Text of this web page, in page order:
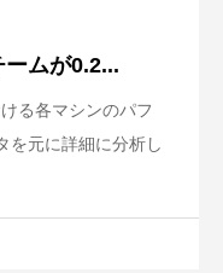
ームが0.2...
る各マシンのパフ
を元に詳細に分析し